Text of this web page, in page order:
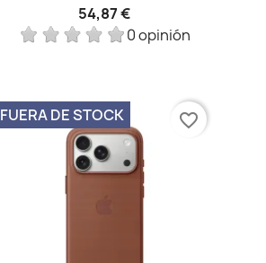
54,87 €
0 opinión
FUERA DE STOCK favorite_border